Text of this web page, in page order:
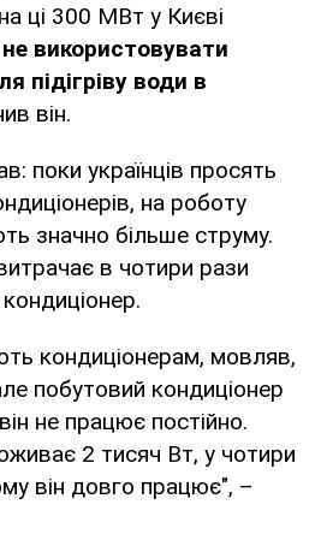
ці 300 МВт у Києві
використовувати
підігріву води в
він.
поки українців просять
на роботу
значно більше струму.
в чотири рази
кондиціонерам, мовляв,
побутовий кондиціонер
не працює постійно.
2 тисяч Вт, у чотири
він довго працює", –